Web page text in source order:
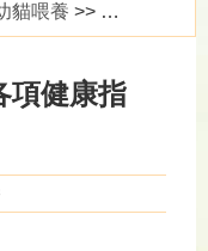
貓喂養 >> 小貓成長過程中的各項健康指標
項健康指